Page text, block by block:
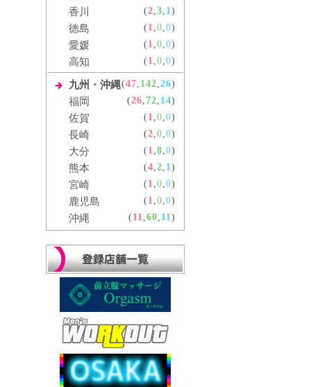
香川 (2,3, 1)
徳島 ( 1,0,0)
愛媛 ( 1,0,0)
高知 ( 1,0,0)
九州・沖縄(47, 142,26)
福岡 (26,72, 14)
佐賀 ( 1,0,0)
長崎 (2,0,0)
大分 ( 1,8,0)
熊本 (4,2, 1)
宮崎 ( 1,0,0)
鹿児島 ( 1,0,0)
沖縄 ( 11,60, 11)